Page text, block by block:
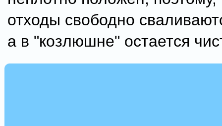
отходы свободно
а в "козлюшне" остается